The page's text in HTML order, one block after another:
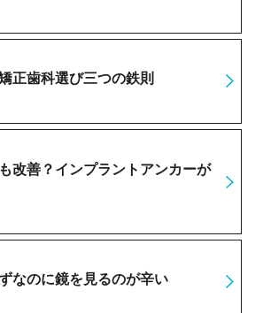
正歯科選び三つの鉄則
改善？インプラントアンカーが
なのに鏡を見るのが辛い